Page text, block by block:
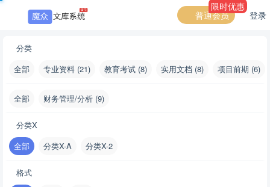
普通会员
限时优惠
登录
分类
全部
专业资料 (21) 教育考试 (8) 实用文档 (8) 项目前期 (6)
全部 财务管理/分析 (9)
分类X
全部
分类X-A 分类X-2
格式